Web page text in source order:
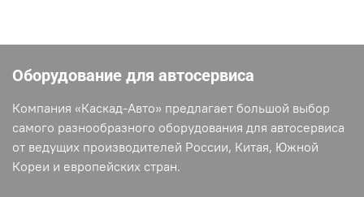
Оборудование для автосервиса
Компания «Каскад-Авто» предлагает большой выбор
самого разнообразного оборудования для автосервиса
от ведущих производителей России, Китая, Южной
Кореи и европейских стран.